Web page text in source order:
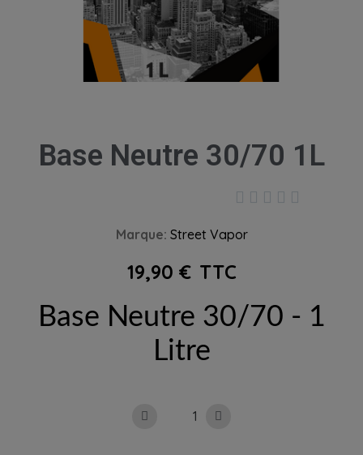
Base Neutre 30/70 1L
    
Marque Street Vapor
19,90 € TTC
Base Neutre 30/70 - 1
Litre